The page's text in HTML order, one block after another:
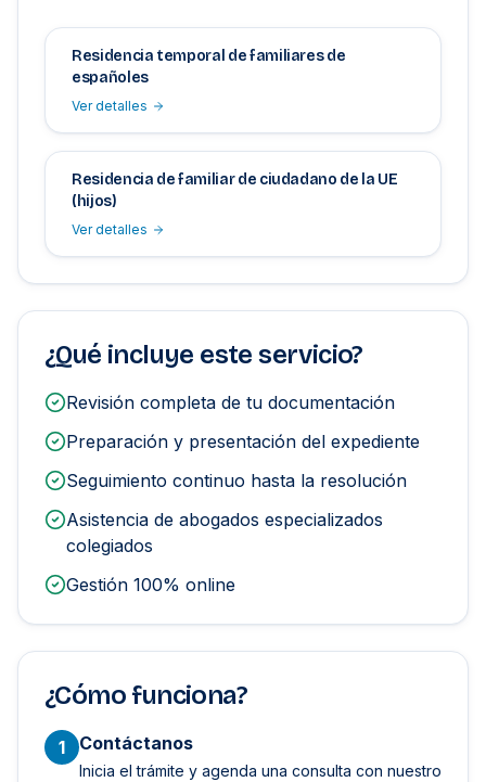
Residencia temporal de familiares de
españoles
Ver detalles
Residencia de familiar de ciudadano de la UE
(hijos)
Ver detalles
¿Qué incluye este servicio?
Revisión completa de tu documentación
Preparación y presentación del expediente
Seguimiento continuo hasta la resolución
Asistencia de abogados especializados
colegiados
Gestión 100% online
¿Cómo funciona?
1 Contáctanos
Inicia el trámite y agenda una consulta con nuestro